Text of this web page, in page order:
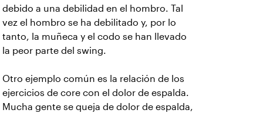
debido a una debilidad en el hombro. Tal
vez el hombro se ha debilitado y, por lo
tanto, la muñeca y el codo se han llevado
la peor parte del swing.
Otro ejemplo común es la relación de los
ejercicios de core con el dolor de espalda.
Mucha gente se queja de dolor de espalda,